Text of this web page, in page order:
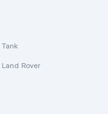
Tank
Land Rover